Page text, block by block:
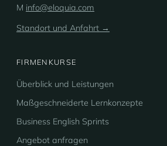
M info@eloquia.com
Standort und Anfahrt →
FIRMENKURSE
Überblick und Leistungen
Maßgeschneiderte Lernkonzepte
Business English Sprints
Angebot anfragen